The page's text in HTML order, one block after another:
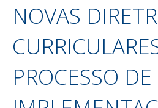
NOVAS
PROCESSO DE